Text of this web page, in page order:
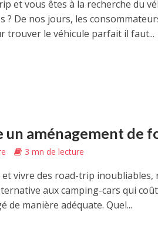
et vous êtes à la recherche du
? De nos jours, les
trouver le véhicule parfait il faut...
un aménagement de
3 mn de lecture
vivre des road-trip inoubliables,
aux camping-cars qui
de manière adéquate. Quel...